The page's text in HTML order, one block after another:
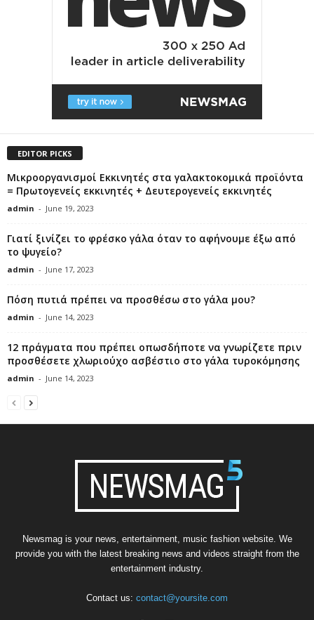
EDITOR PICKS
Μικροοργανισμοί Εκκινητές στα γαλακτοκομικά προϊόντα
= Πρωτογενείς εκκινητές + Δευτερογενείς εκκινητές
admin - June 19, 2023
Γιατί ξινίζει το φρέσκο γάλα όταν το αφήνουμε έξω από
το ψυγείο?
admin - June 17, 2023
Πόση πυτιά πρέπει να προσθέσω στο γάλα μου?
admin - June 14, 2023
12 πράγματα που πρέπει οπωσδήποτε να γνωρίζετε πριν
προσθέσετε χλωριούχο ασβέστιο στο γάλα τυροκόμησης
admin - June 14, 2023
Newsmag is your news, entertainment, music fashion website. We
provide you with the latest breaking news and videos straight from the
entertainment industry.
Contact us: contact@yoursite.com